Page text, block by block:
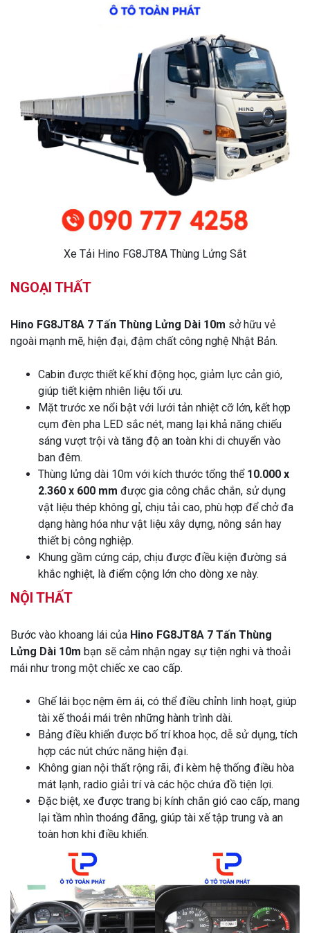
Xe Tải Hino FG8JT8A Thùng Lửng Sắt
NGOẠI THẤT
Hino FG8JT8A 7 Tấn Thùng Lửng Dài 10m sở hữu vẻ
ngoài mạnh mẽ, hiện đại, đậm chất công nghệ Nhật Bản.
Cabin được thiết kế khí động học, giảm lực cản gió,
giúp tiết kiệm nhiên liệu tối ưu.
Mặt trước xe nổi bật với lưới tản nhiệt cỡ lớn, kết hợp
cụm đèn pha LED sắc nét, mang lại khả năng chiếu
sáng vượt trội và tăng độ an toàn khi di chuyển vào
ban đêm.
Thùng lửng dài 10m với kích thước tổng thể 10.000 x
2.360 x 600 mm được gia công chắc chắn, sử dụng
vật liệu thép không gỉ, chịu tải cao, phù hợp để chở đa
dạng hàng hóa như vật liệu xây dựng, nông sản hay
thiết bị công nghiệp.
Khung gầm cứng cáp, chịu được điều kiện đường sá
khắc nghiệt, là điểm cộng lớn cho dòng xe này.
NỘI THẤT
Bước vào khoang lái của Hino FG8JT8A 7 Tấn Thùng
Lửng Dài 10m bạn sẽ cảm nhận ngay sự tiện nghi và thoải
mái như trong một chiếc xe cao cấp.
Ghế lái bọc nệm êm ái, có thể điều chỉnh linh hoạt, giúp
tài xế thoải mái trên những hành trình dài.
Bảng điều khiển được bố trí khoa học, dễ sử dụng, tích
hợp các nút chức năng hiện đại.
Không gian nội thất rộng rãi, đi kèm hệ thống điều hòa
mát lạnh, radio giải trí và các hộc chứa đồ tiện lợi.
Đặc biệt, xe được trang bị kính chắn gió cao cấp, mang
lại tầm nhìn thoáng đãng, giúp tài xế tập trung và an
toàn hơn khi điều khiển.